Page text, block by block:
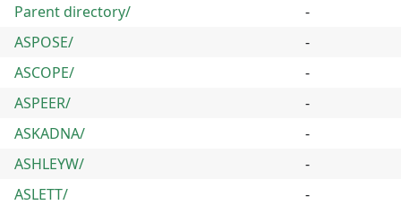
Parent directory/
-
ASPOSE/
-
ASCOPE/
-
ASPEER/
-
ASKADNA/
-
ASHLEYW/
-
ASLETT/
-